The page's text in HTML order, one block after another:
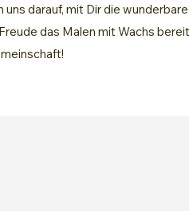
darauf, mit Dir die wunderbare
das Malen mit Wachs